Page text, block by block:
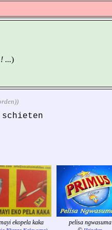
...)
ekopela kaka
pelisa ngwasuma